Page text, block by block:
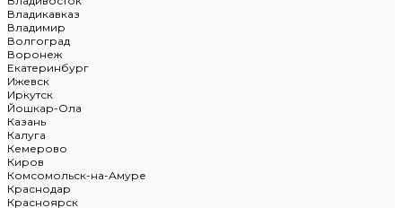
Владикавказ
Владимир
Волгоград
Воронеж
Екатеринбург
Ижевск
Иркутск
Йошкар-Ола
Казань
Калуга
Кемерово
Киров
Комсомольск-на-Амуре
Краснодар
Красноярск